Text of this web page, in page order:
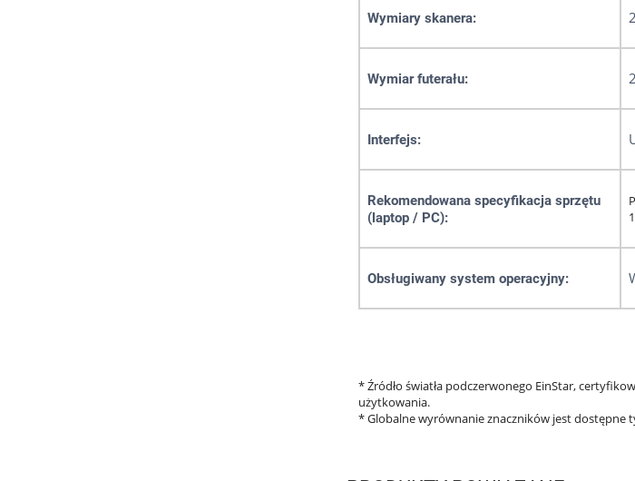
Wymiary skanera:
Wymiar futerału:
Interfejs:
Rekomendowana specyfikacja sprzętu
(laptop / PC):
Obsługiwany system operacyjny:
* Źródło światła podczerwonego EinStar,
użytkowania.
* Globalne wyrównanie znaczników jest dostępne